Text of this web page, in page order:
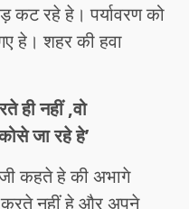
कट रहे हे। पर्यावरण को
हे। शहर की हवा
ही नहीं ,वो
जा रहे हे’
कहते हे की अभागे
नहीं हे और अपने